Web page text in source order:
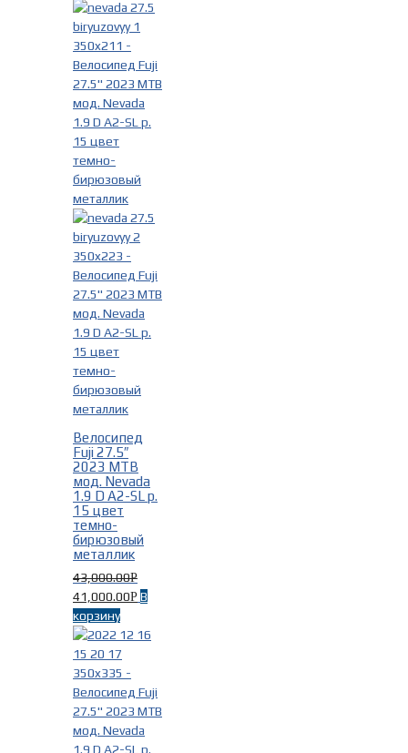
Велосипед
Fuji 27.5″
2023 MTB
мод. Nevada
1.9 D A2-SL р.
15 цвет
темно-
бирюзовый
металлик
43,000.00Р
41,000.00Р В
корзину